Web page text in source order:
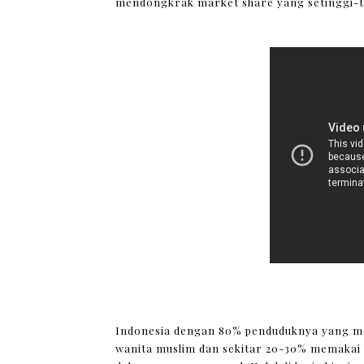
Indonesia dengan 80% penduduknya yang
wanita muslim dan sekitar 20-30%